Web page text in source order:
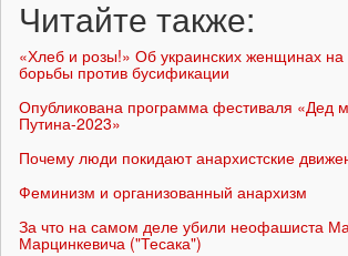
Читайте также:
«Хлеб и розы!» Об украинских женщинах на
борьбы против бусификации
Опубликована программа фестиваля «Дед
Путина-2023»
Почему люди покидают анархистские
Феминизм и организованный анархизм
За что на самом деле убили неофашиста
Марцинкевича ("Тесака")